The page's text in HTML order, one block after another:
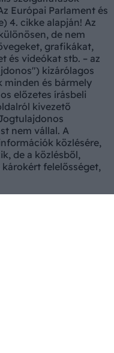
Európai Parlament és
4. cikke alapján! Az
de nem
grafikákat,
és videókat stb. – az
kizárólagos
minden és bármely
előzetes írásbeli
kivezető
nem vállal. A
közlésére,
de a közlésből,
felelősséget,